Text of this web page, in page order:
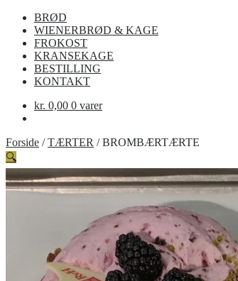
BRØD
WIENERBRØD & KAGE
FROKOST
KRANSEKAGE
BESTILLING
KONTAKT
kr. 0,00 0 varer
Forside /TÆRTER /BROMBÆRTÆRTE
🔍